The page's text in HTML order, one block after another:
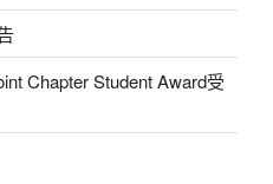
Chapter Student Award受